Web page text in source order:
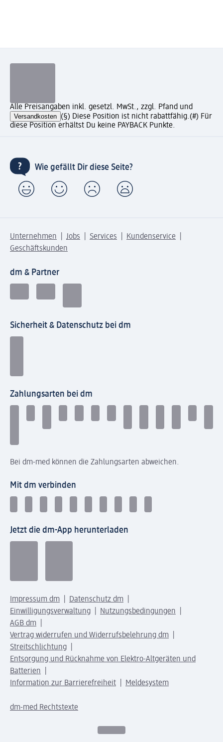
Alle Preisangaben inkl. gesetzl. MwSt., zzgl. Pfand und
Versandkosten (§) Diese Position ist nicht rabattfähig.(#) Für
diese Position erhältst Du keine PAYBACK Punkte.
Wie gefällt Dir diese Seite?
Unternehmen Jobs Services
Kundenservice
Geschäftskunden
dm & Partner
Sicherheit & Datenschutz bei dm
Zahlungsarten bei dm
Bei dm-med können die Zahlungsarten abweichen.
Mit dm verbinden
Jetzt die dm-App herunterladen
Impressum dm
Datenschutz dm
Einwilligungsverwaltung
Nutzungsbedingungen
AGB dm
Vertrag widerrufen und Widerrufsbelehrung dm
Streitschlichtung
Entsorgung und Rücknahme von Elektro-Altgeräten und
Batterien
Information zur Barrierefreiheit
Meldesystem
dm-med Rechtstexte